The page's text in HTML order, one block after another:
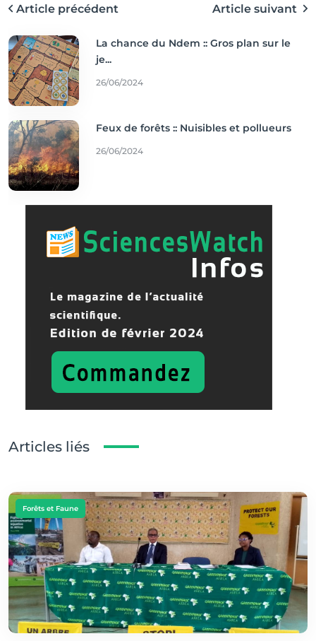
Article précédent Article suivant
La chance du Ndem :: Gros plan sur le
je...
26/06/2024
Feux de forêts :: Nuisibles et pollueurs
26/06/2024
Articles liés
Forêts et Faune